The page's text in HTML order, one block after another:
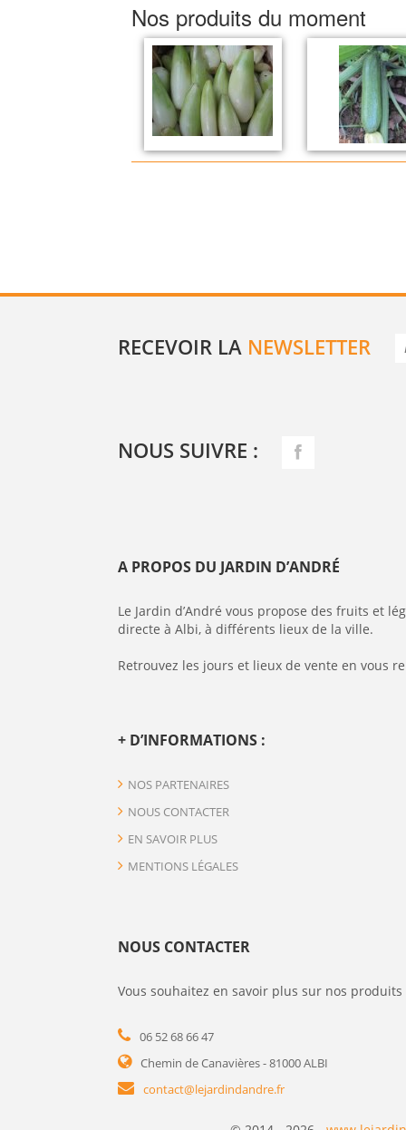
Nos produits du moment
RECEVOIR LA NEWSLETTER
NOUS SUIVRE :
A PROPOS DU JARDIN D’ANDRÉ
Le Jardin d’André vous propose des fruits et
directe à Albi, à différents lieux de la ville.
Retrouvez les jours et lieux de vente en vous
+ D’INFORMATIONS :
NOS PARTENAIRES
NOUS CONTACTER
EN SAVOIR PLUS
MENTIONS LÉGALES
NOUS CONTACTER
Vous souhaitez en savoir plus sur nos
06 52 68 66 47
Chemin de Canavières - 81000 ALBI
contact@lejardindandre.fr